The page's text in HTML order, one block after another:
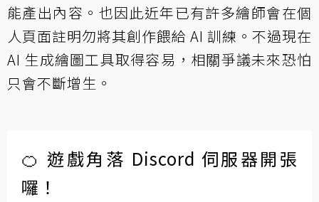
能產出內容。也因此近年已有許多繪師會在個
人頁面註明勿將其創作餵給 AI 訓練。不過現在
AI 生成繪圖工具取得容易，相關爭議未來恐怕
只會不斷增生。
🍊 遊戲角落 Discord 伺服器開張
囉！